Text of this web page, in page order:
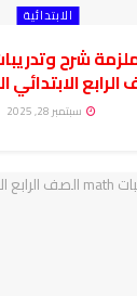
الابتدائية
شرح وتدريبات
الابتدائي
سبتمبر 28, 2025